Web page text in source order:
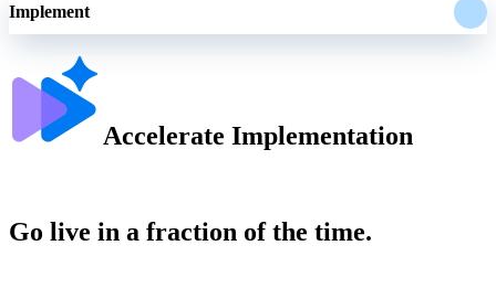
Implement
Accelerate Implementation
Go live in a fraction of the time.